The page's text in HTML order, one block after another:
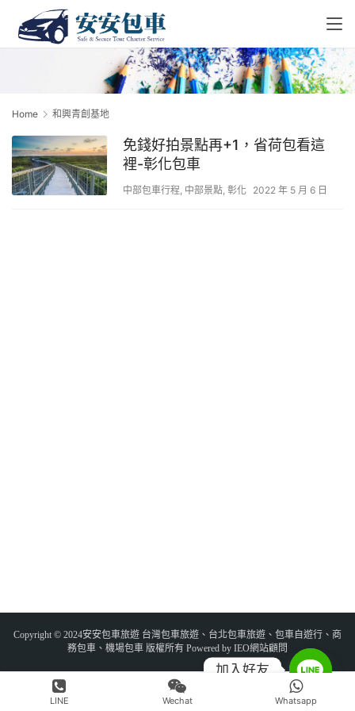
Home 和興青創基地
免錢好拍景點再+1，省荷包看這
裡-彰化包車
中部包車行程 中部景點 彰化 2022 年 5 月 6 日
Copyright © 2024安安包車旅遊 台灣包車旅遊、台北包車旅遊、包車自遊行、商
務包車、機場包車 版權所有 Powered by IEO網站顧問
LINE Wechat Whatsapp
加入好友